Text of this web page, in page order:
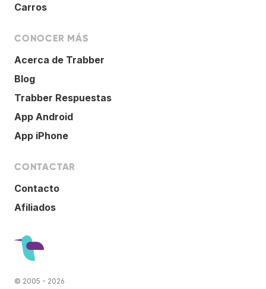
Carros
CONOCER MÁS
Acerca de Trabber
Blog
Trabber Respuestas
App Android
App iPhone
CONTACTAR
Contacto
Afiliados
© 2005 - 2026